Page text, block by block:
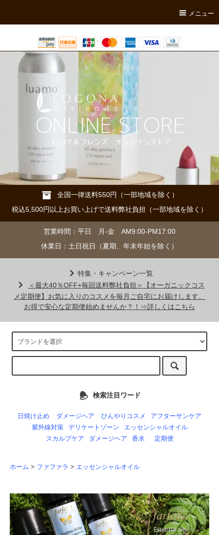
メニュー
全国一律送料550円（一部地域を除く）
税込5,500円以上お買い上げで送料弊社負担（一部地域を除く）
営業時間：平日 月-金 AM9:00-PM17:00
休業日：土日祝日（夏期、年末年始を除く）
特集・キャンペーン一覧
＜最大40％OFF+毎回送料弊社負担＞【オーガニックコス
メ定期便】お気に入りのコスメを毎月ご自宅にお届けします。
お得で安心な定期便始めませんか？！⇒詳しくはこちら
検索注目ワード
日焼け止め ダメージヘア ひんやりコスメ
アフターサンケア
紫外線対策
デリケートゾーン
エッセンシャルオイル
スカルプケア
ダメージヘア 香水 定期便
ホーム > ファファラ > エッセンシャルオイル